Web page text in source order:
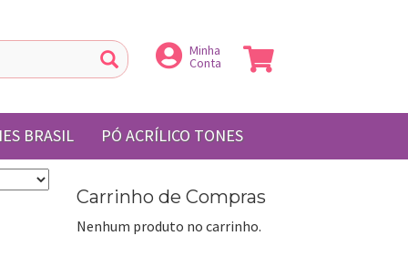
Minha
Conta
BRASIL PÓ ACRÍLICO TONES
Carrinho de Compras
Nenhum produto no carrinho.